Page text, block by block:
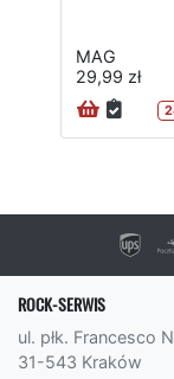
MAG
29,99 zł
ROCK-SERWIS
ul. płk. Francesco
31-543 Kraków